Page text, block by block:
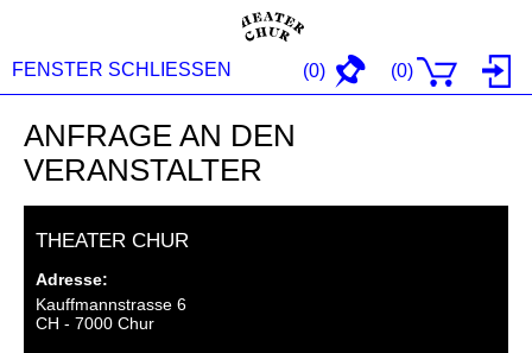
FENSTER SCHLIESSEN (0) (0)
ANFRAGE AN DEN
VERANSTALTER
THEATER CHUR
Adresse:
Kauffmannstrasse 6
CH - 7000 Chur